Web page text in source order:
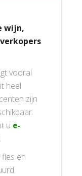
wijn,
vooral
heel
zijn
u e-
en